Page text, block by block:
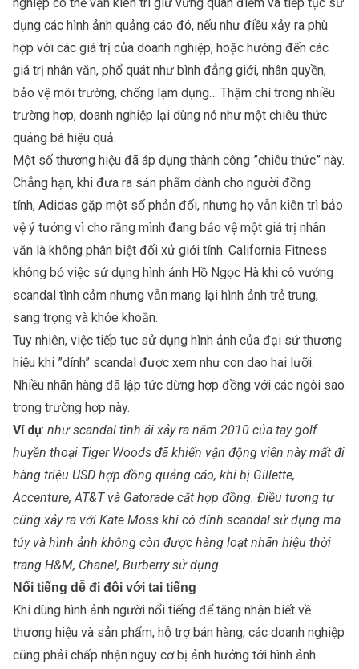
dụng các hình ảnh quảng cáo đó, nếu như điều xảy ra phù
hợp với các giá trị của doanh nghiệp, hoặc hướng đến các
giá trị nhân văn, phổ quát như bình đẳng giới, nhân quyền,
bảo vệ môi trường, chống lạm dụng… Thậm chí trong nhiều
trường hợp, doanh nghiệp lại dùng nó như một chiêu thức
quảng bá hiệu quả.
Một số thương hiệu đã áp dụng thành công ”chiêu thức” này.
Chẳng hạn, khi đưa ra sản phẩm dành cho người đồng
tính, Adidas gặp một số phản đối, nhưng họ vẫn kiên trì bảo
vệ ý tưởng vì cho rằng mình đang bảo vệ một giá trị nhân
văn là không phân biệt đối xử giới tính. California Fitness
không bỏ việc sử dụng hình ảnh Hồ Ngọc Hà khi cô vướng
scandal tình cảm nhưng vẫn mang lại hình ảnh trẻ trung,
sang trọng và khỏe khoắn.
Tuy nhiên, việc tiếp tục sử dụng hình ảnh của đại sứ thương
hiệu khi ”dính” scandal được xem như con dao hai lưỡi.
Nhiều nhãn hàng đã lập tức dừng hợp đồng với các ngôi sao
trong trường hợp này.
Ví dụ: như scandal tình ái xảy ra năm 2010 của tay golf
huyền thoại Tiger Woods đã khiến vận động viên này mất đi
hàng triệu USD hợp đồng quảng cáo, khi bị Gillette,
Accenture, AT&T và Gatorade cắt hợp đồng. Điều tương tự
cũng xảy ra với Kate Moss khi cô dính scandal sử dụng ma
túy và hình ảnh không còn được hàng loạt nhãn hiệu thời
trang H&M, Chanel, Burberry sử dụng.
Nổi tiếng dễ đi đôi với tai tiếng
Khi dùng hình ảnh người nổi tiếng để tăng nhận biết về
thương hiệu và sản phẩm, hỗ trợ bán hàng, các doanh nghiệp
cũng phải chấp nhận nguy cơ bị ảnh hưởng tới hình ảnh